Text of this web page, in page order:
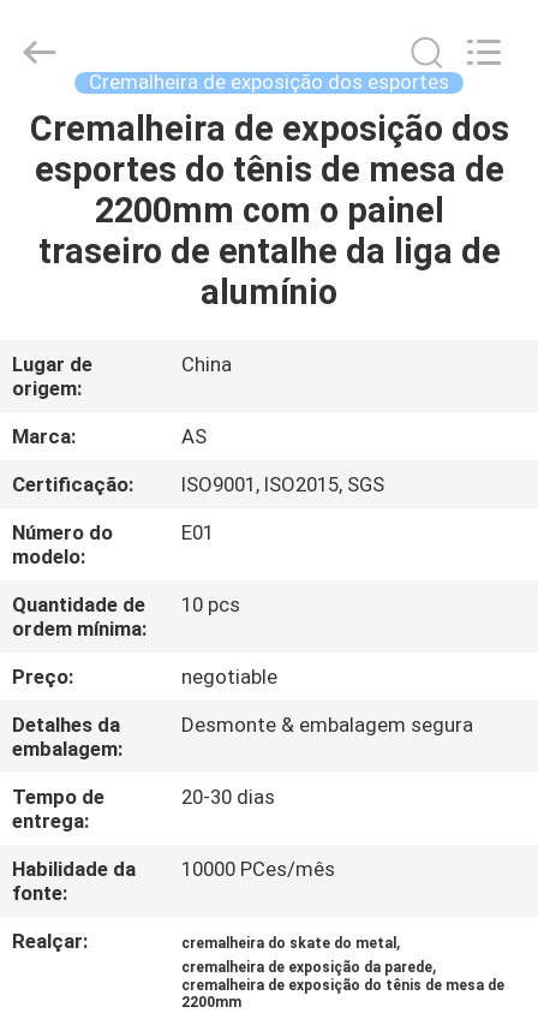
CASA
PRODUTOS
SOBRE
NÓS
EXCURSÃO
DA
FÁBRICA
CONTROLE
DA
QUALIDADE
CONTACTE-
NOS
PEÇA
UMAS
Display
Shelves
Rights
Reserved.
Cremalheira de exposição dos esportes
Cremalheira de exposição dos
esportes do tênis de mesa de
2200mm com o painel
traseiro de entalhe da liga de
alumínio
Lugar de
origem:
China
Marca:
AS
Certificação:
ISO9001, ISO2015, SGS
Número do
modelo:
E01
Quantidade de
ordem mínima:
10 pcs
Preço:
negotiable
Detalhes da
embalagem:
Desmonte & embalagem segura
Tempo de
entrega:
20-30 dias
Habilidade da
fonte:
10000 PCes/mês
Realçar: cremalheira do skate do metal ,
cremalheira de exposição da parede,
cremalheira de exposição do tênis de mesa de
2200mm